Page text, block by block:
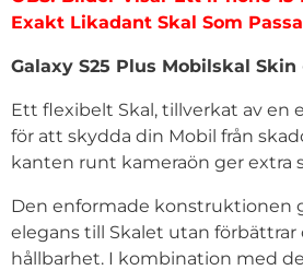
Exakt Likadant Skal Som
Galaxy S25 Plus Mobilskal Skin
Ett flexibelt Skal, tillverkat av en
för att skydda din Mobil från
kanten runt kameraön ger extra
Den enformade konstruktionen
elegans till Skalet utan förbättrar
hållbarhet. I kombination med